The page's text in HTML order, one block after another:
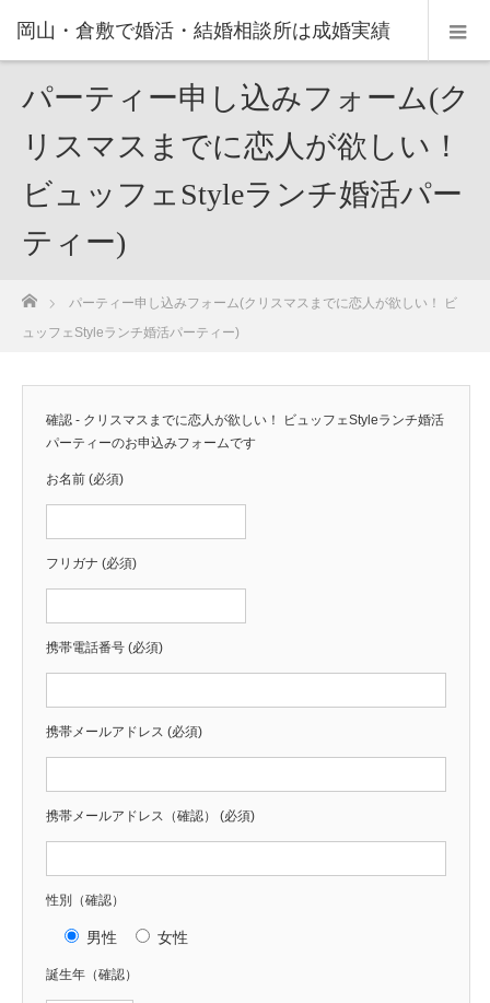
岡山・倉敷で婚活・結婚相談所は成婚実績
の豊富なNPO法人・和(なごみ)へ。
パーティー申し込みフォーム(ク
リスマスまでに恋人が欲しい！
ビュッフェStyleランチ婚活パー
ティー)
パーティー申し込みフォーム(クリスマスまでに恋人が欲しい！ ビ
ュッフェStyleランチ婚活パーティー)
確認 - クリスマスまでに恋人が欲しい！ ビュッフェStyleランチ婚活
パーティーのお申込みフォームです
お名前 (必須)
フリガナ (必須)
携帯電話番号 (必須)
携帯メールアドレス (必須)
携帯メールアドレス（確認） (必須)
性別（確認）
男性 女性
誕生年（確認）